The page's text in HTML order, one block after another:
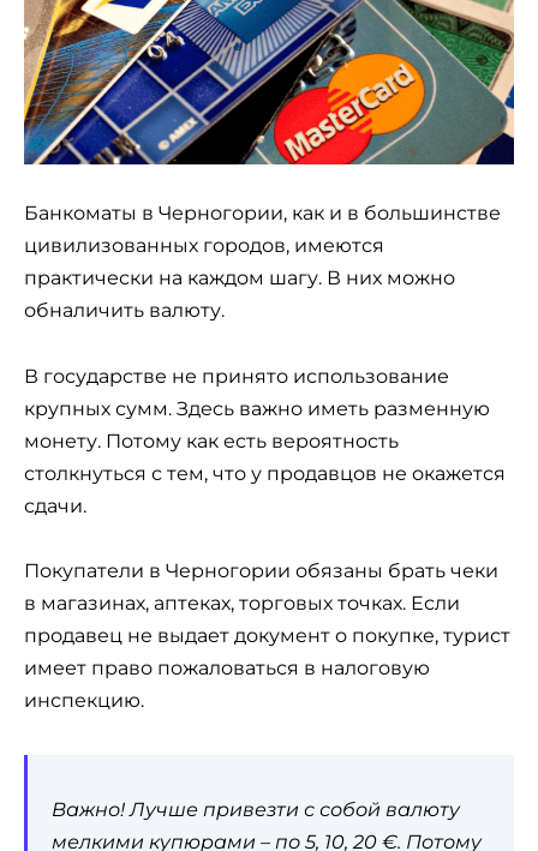
Банкоматы в Черногории, как и в большинстве
цивилизованных городов, имеются
практически на каждом шагу. В них можно
обналичить валюту.
В государстве не принято использование
крупных сумм. Здесь важно иметь разменную
монету. Потому как есть вероятность
столкнуться с тем, что у продавцов не окажется
сдачи.
Покупатели в Черногории обязаны брать чеки
в магазинах, аптеках, торговых точках. Если
продавец не выдает документ о покупке, турист
имеет право пожаловаться в налоговую
инспекцию.
Важно! Лучше привезти с собой валюту
мелкими купюрами – по 5, 10, 20 €. Потому